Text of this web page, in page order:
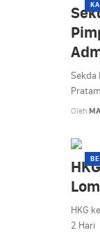
Sekda
Oleh
HKG
2 Hari